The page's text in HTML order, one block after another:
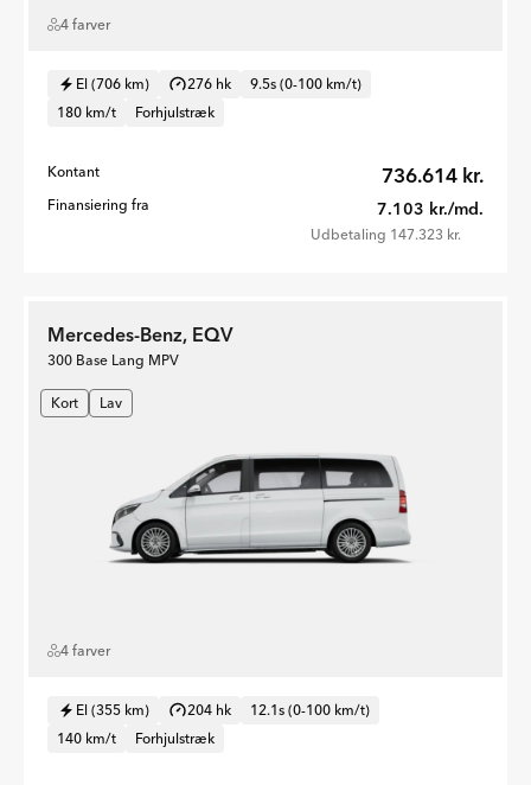
4 farver
El (706 km) 276 hk
9.5s (0-100 km/t)
180 km/t
Forhjulstræk
Kontant 736.614 kr.
Finansiering fra 7.103 kr./md.
Udbetaling 147.323 kr.
Mercedes-Benz, EQV
300 Base Lang MPV
Kort Lav
4 farver
El (355 km) 204 hk
12.1s (0-100 km/t)
140 km/t
Forhjulstræk